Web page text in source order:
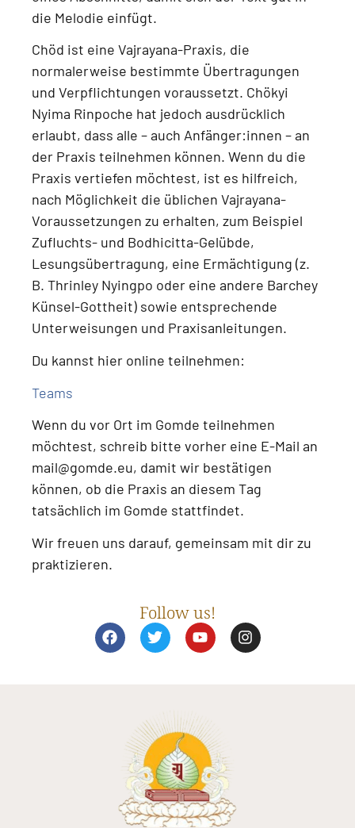
die Melodie einfügt.
Chöd ist eine Vajrayana-Praxis, die
normalerweise bestimmte Übertragungen
und Verpflichtungen voraussetzt. Chökyi
Nyima Rinpoche hat jedoch ausdrücklich
erlaubt, dass alle – auch Anfänger:innen – an
der Praxis teilnehmen können. Wenn du die
Praxis vertiefen möchtest, ist es hilfreich,
nach Möglichkeit die üblichen Vajrayana-
Voraussetzungen zu erhalten, zum Beispiel
Zufluchts- und Bodhicitta-Gelübde,
Lesungsübertragung, eine Ermächtigung (z.
B. Thrinley Nyingpo oder eine andere Barchey
Künsel-Gottheit) sowie entsprechende
Unterweisungen und Praxisanleitungen.
Du kannst hier online teilnehmen:
Teams
Wenn du vor Ort im Gomde teilnehmen
möchtest, schreib bitte vorher eine E-Mail an
mail@gomde.eu, damit wir bestätigen
können, ob die Praxis an diesem Tag
tatsächlich im Gomde stattfindet.
Wir freuen uns darauf, gemeinsam mit dir zu
praktizieren.
Follow us!
F
a
T
w
r
Y
o
e
I
n